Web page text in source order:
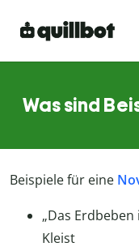
Was sind
Beispiele für eine
„Das
Kleist